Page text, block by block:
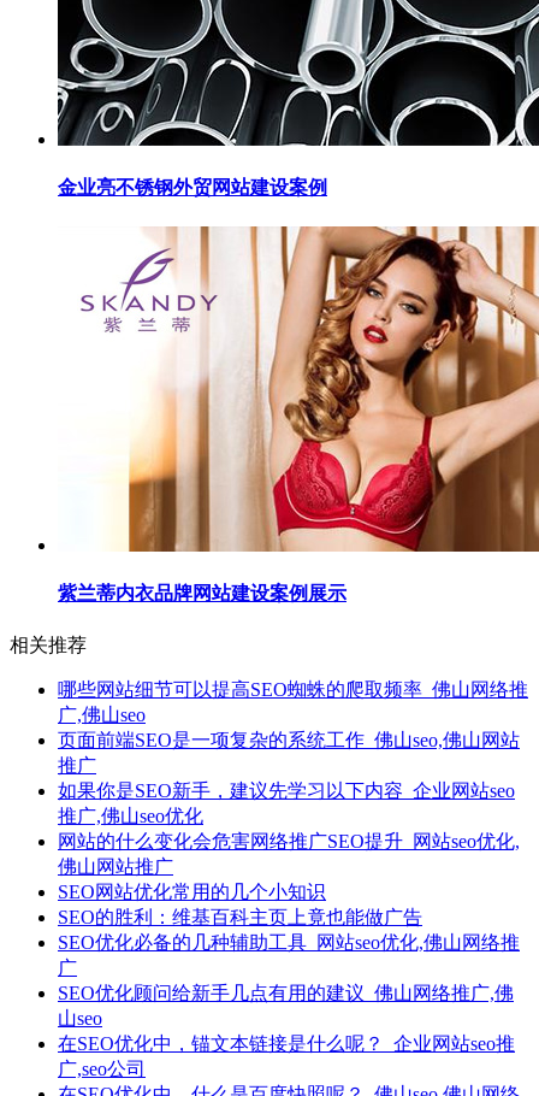
金业亮不锈钢外贸网站建设案例
紫兰蒂内衣品牌网站建设案例展示
相关推荐
哪些网站细节可以提高SEO蜘蛛的爬取频率_佛山网络推
广,佛山seo
页面前端SEO是一项复杂的系统工作_佛山seo,佛山网站
推广
如果你是SEO新手，建议先学习以下内容_企业网站seo
推广,佛山seo优化
网站的什么变化会危害网络推广SEO提升_网站seo优化,
佛山网站推广
SEO网站优化常用的几个小知识
SEO的胜利：维基百科主页上竟也能做广告
SEO优化必备的几种辅助工具_网站seo优化,佛山网络推
广
SEO优化顾问给新手几点有用的建议_佛山网络推广,佛
山seo
在SEO优化中，锚文本链接是什么呢？_企业网站seo推
广,seo公司